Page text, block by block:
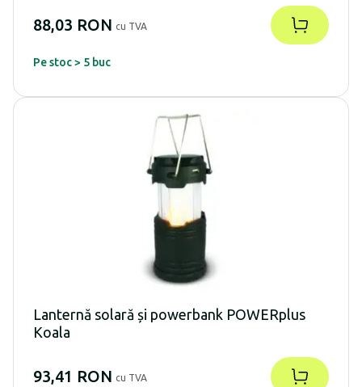
88,03 RON cu TVA
Pe stoc > 5 buc
Lanternă solară și powerbank POWERplus
Koala
93,41 RON cu TVA